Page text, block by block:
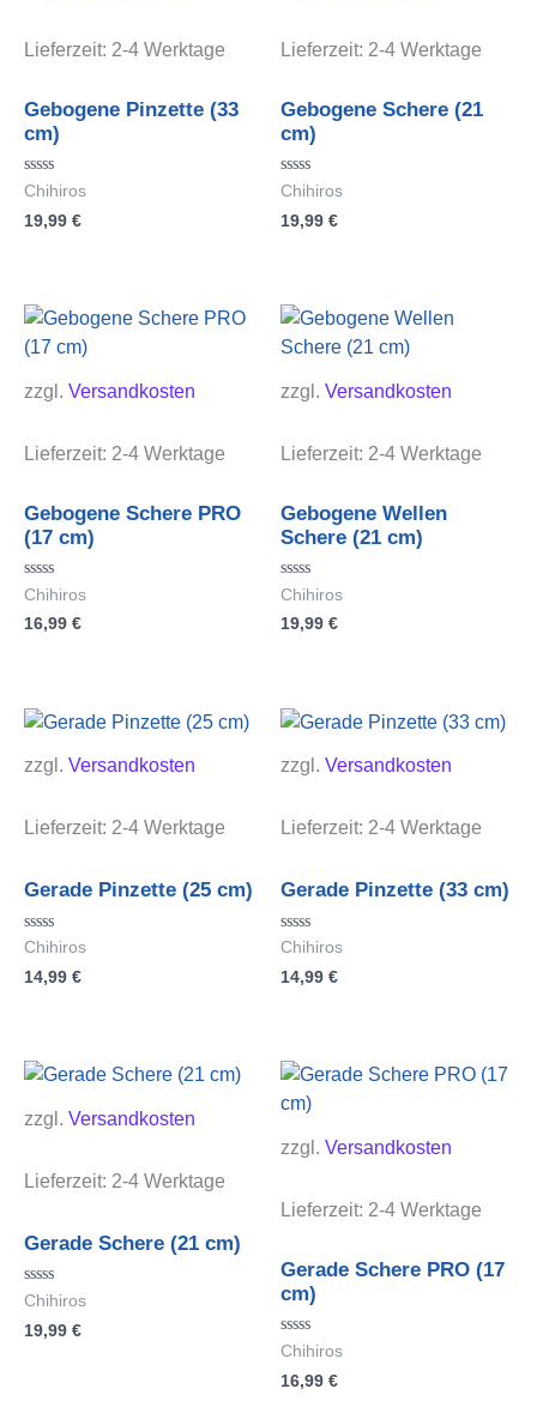
Lieferzeit: 2-4 Werktage
Gebogene Pinzette (33
cm)
Bewertet
0
Chihiros
19,99 €
Lieferzeit: 2-4 Werktage
Gebogene Schere (21
cm)
Bewertet
0
Chihiros
19,99 €
zzgl. Versandkosten
Lieferzeit: 2-4 Werktage
Gebogene Schere PRO
(17 cm)
Bewertet
0
Chihiros
16,99 €
zzgl. Versandkosten
Lieferzeit: 2-4 Werktage
Gebogene Wellen
Schere (21 cm)
Bewertet
0
Chihiros
19,99 €
zzgl. Versandkosten
Lieferzeit: 2-4 Werktage
Gerade Pinzette (25 cm)
Bewertet
0
Chihiros
14,99 €
zzgl. Versandkosten
Lieferzeit: 2-4 Werktage
Gerade Pinzette (33 cm)
Bewertet
0
Chihiros
14,99 €
zzgl. Versandkosten
Lieferzeit: 2-4 Werktage
Gerade Schere (21 cm)
Bewertet
0
Chihiros
19,99 €
zzgl. Versandkosten
Lieferzeit: 2-4 Werktage
Gerade Schere PRO (17
cm)
Bewertet
0
Chihiros
16,99 €